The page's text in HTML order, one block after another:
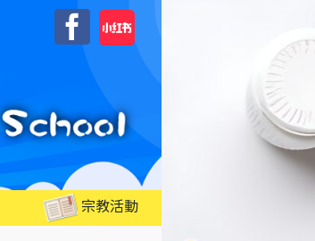
Facebook
自
訂
宗教活動